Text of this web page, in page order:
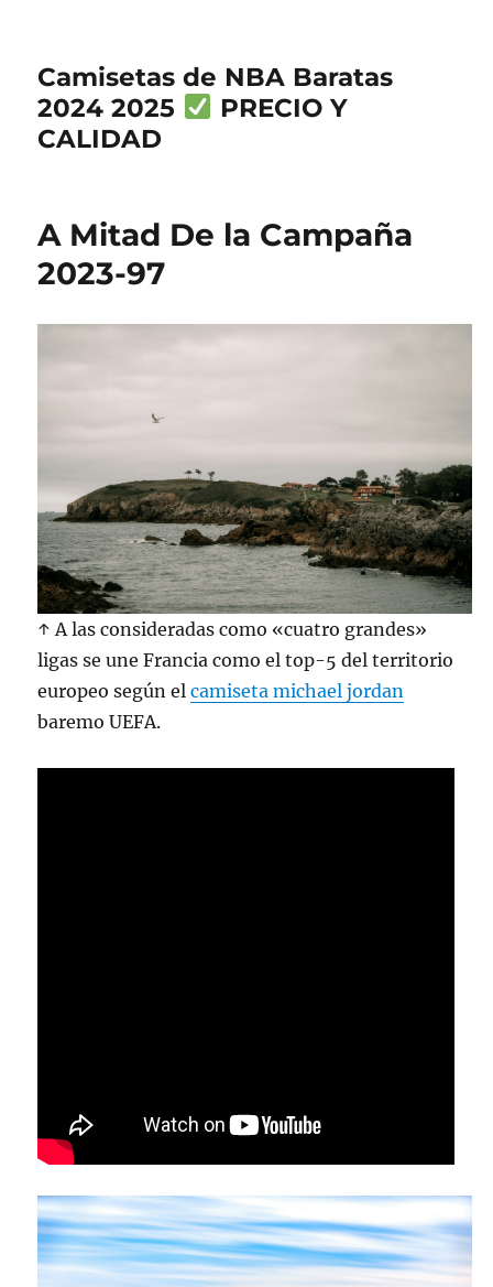
Camisetas de NBA Baratas
2024 2025
PRECIO Y
CALIDAD
A Mitad De la Campaña
2023-97
↑ A las consideradas como «cuatro grandes»
ligas se une Francia como el top-5 del territorio
europeo según elcamiseta michael jordan
baremo UEFA.